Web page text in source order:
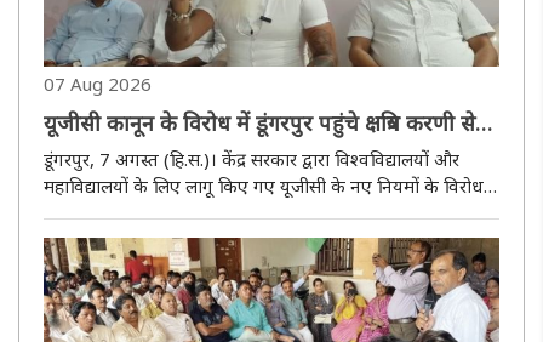
07 Aug 2026
यूजीसी कानून के विरोध में डूंगरपुर पहुंचे क्षत्रिय करणी सेना
के राष्ट्रीय अध्यक्ष
डूंगरपुर, 7 अगस्त (हि.स.)। केंद्र सरकार द्वारा विश्वविद्यालयों और
महाविद्यालयों के लिए लागू किए गए यूजीसी के नए नियमों के विरोध में
आयोजित की जाएगी। यह जानकारी क्षत्रिय करणी सेना और अख..